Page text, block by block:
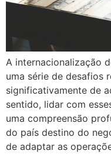
A internacionalização
uma série de desafios
significativamente de
sentido, lidar com
uma compreensão
do país destino do
de adaptar as